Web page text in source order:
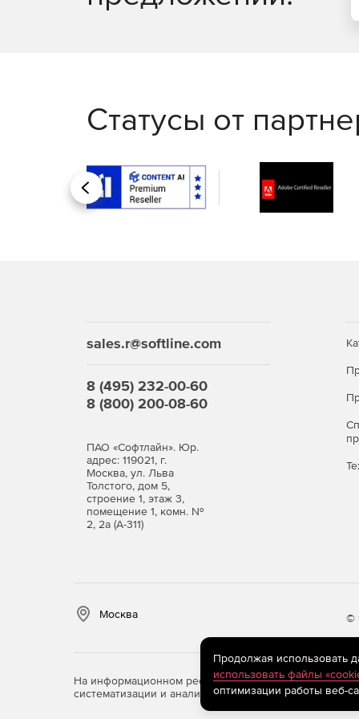
Outlook: разделение папки «входящие на
Для обновления Microsoft Office потребуется
Выберите и оплатите нужную версию Office
почту ссылку на файл установки, инструкцию,
для получения нового ключа активации,
Могу ли я купить лицензию для продления
Да, приобрести подписку заранее возможно.
окончания подписки.[SA1]
Примечание: Данные пакеты
количества лицензий потребуется номер
+ +
Power Point + +
Статусы от
Назад
sales.r@softline.com
8 (495) 232-00-60
8 (800) 200-08-60
ПАО «Софтлайн». Юр.
адрес: 119021, г.
Москва, ул. Льва
Толстого, дом 5,
строение 1, этаж 3,
помещение 1, комн. №
2, 2а (А-311)
Москва ©
На информационном ресурсе store.softline.ru
систематизации и анализа сведений, относящихся
Продолжая использовать
использовать файлы
оптимизации работы веб-